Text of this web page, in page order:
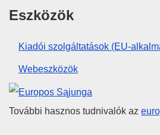
Eszközök
Kiadói szolgáltatások (EU-
Webeszközök
Európai Unió
További hasznos tudnivalók az